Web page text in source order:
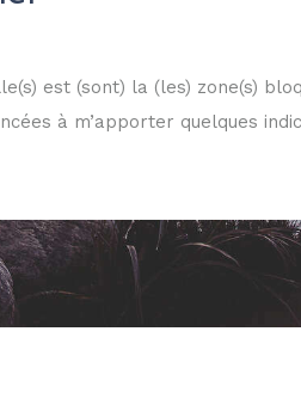
est (sont) la (les) zone(s)
à m’apporter quelques